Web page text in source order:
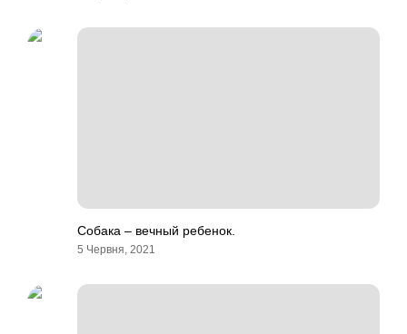
Собака – вечный ребенок.
5 Червня, 2021